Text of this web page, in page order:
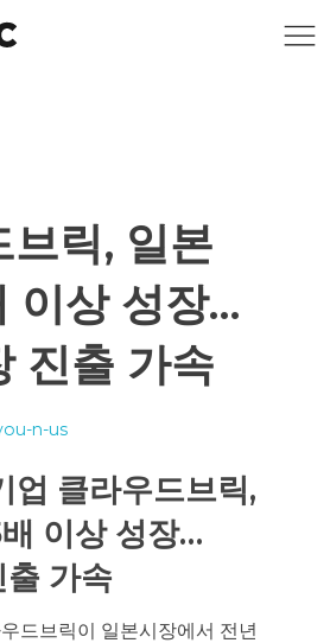
브릭, 일본
이상 성장…
진출 가속
n-us
업 클라우드브릭,
이상 성장…
가속
드브릭이 일본시장에서 전년